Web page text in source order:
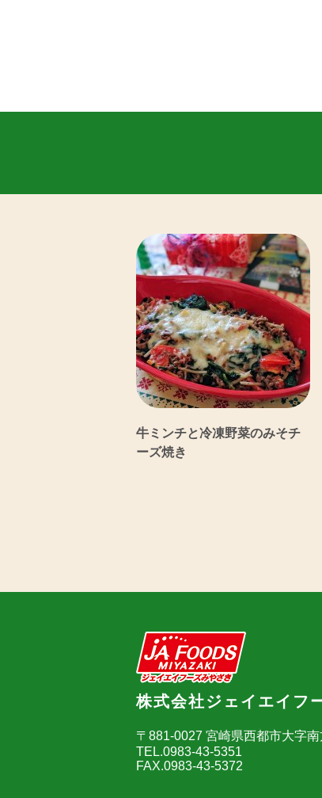
牛ミンチと冷凍野菜のみそチ
ーズ焼き
株式会社ジェイエイフ
〒881-0027 宮崎県西都市大字
TEL.0983-43-5351
FAX.0983-43-5372